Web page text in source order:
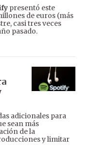
presentó este
de euros (más
casi tres veces
pasado.
adicionales para
sean más
de la
y limitar